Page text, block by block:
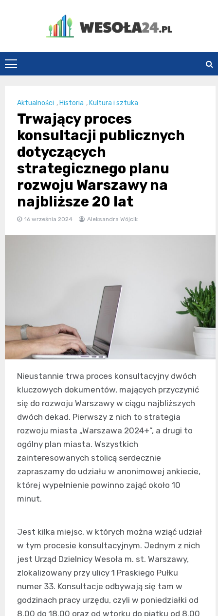
Wesoła24.pl
Aktualności , Historia , Kultura i sztuka
Trwający proces
konsultacji publicznych
dotyczących
strategicznego planu
rozwoju Warszawy na
najbliższe 20 lat
16 września 2024 Aleksandra Wójcik
Nieustannie trwa proces konsultacyjny dwóch
kluczowych dokumentów, mających przyczynić
się do rozwoju Warszawy w ciągu najbliższych
dwóch dekad. Pierwszy z nich to strategia
rozwoju miasta „Warszawa 2024+”, a drugi to
ogólny plan miasta. Wszystkich
zainteresowanych stolicą serdecznie
zapraszamy do udziału w anonimowej ankiecie,
której wypełnienie powinno zająć około 10
minut.
Jest kilka miejsc, w których można wziąć udział
w tym procesie konsultacyjnym. Jednym z nich
jest Urząd Dzielnicy Wesoła m. st. Warszawy,
zlokalizowany przy ulicy 1 Praskiego Pułku
numer 33. Konsultacje odbywają się tam w
godzinach pracy urzędu, czyli w poniedziałki od
8.00 do 18.00 oraz od wtorku do piątku od 8.00